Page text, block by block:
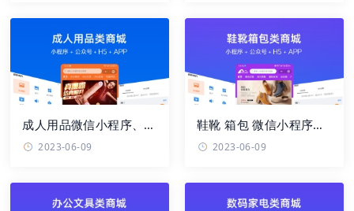
成人用品微信小程序、
app、H5手机网站、PC
网站、微信 ...
2023-06-09
鞋靴 箱包 微信小程序、
app、H5手机网站、PC
网站、微 ...
2023-06-09